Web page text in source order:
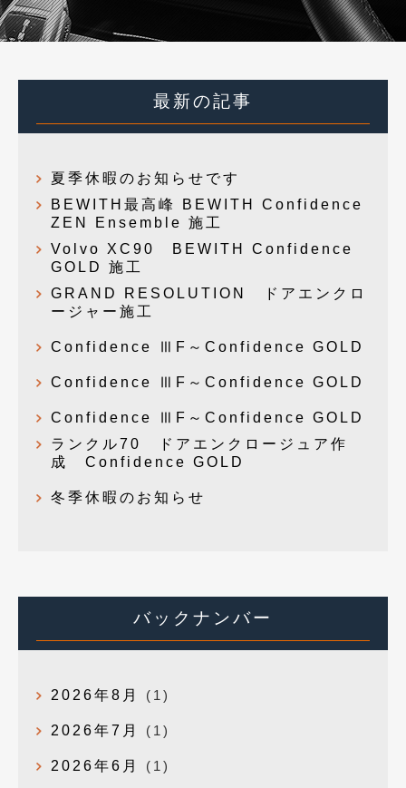
最新の記事
夏季休暇のお知らせです
BEWITH最高峰 BEWITH Confidence
ZEN Ensemble 施工
Volvo XC90 BEWITH Confidence
GOLD 施工
GRAND RESOLUTION ドアエンクロ
ージャー施工
Confidence ⅢF～Confidence GOLD
Confidence ⅢF～Confidence GOLD
Confidence ⅢF～Confidence GOLD
ランクル70 ドアエンクロージュア作
成 Confidence GOLD
冬季休暇のお知らせ
バックナンバー
2026年8月 (1)
2026年7月 (1)
2026年6月 (1)